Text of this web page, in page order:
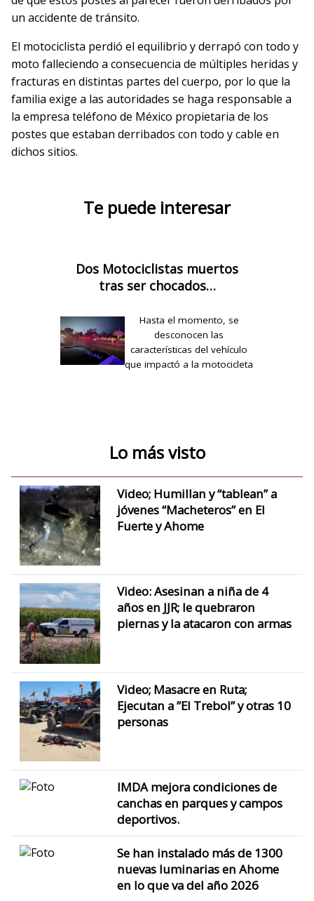
un accidente de tránsito.
El motociclista perdió el equilibrio y derrapó con todo y
moto falleciendo a consecuencia de múltiples heridas y
fracturas en distintas partes del cuerpo, por lo que la
familia exige a las autoridades se haga responsable a
la empresa teléfono de México propietaria de los
postes que estaban derribados con todo y cable en
dichos sitios.
Te puede interesar
Dos Motociclistas muertos
tras ser chocados…
Hasta el momento, se
desconocen las
características del vehículo
que impactó a la motocicleta
Lo más visto
Video; Humillan y “tablean” a
jóvenes “Macheteros” en El
Fuerte y Ahome
Video: Asesinan a niña de 4
años en JJR; le quebraron
piernas y la atacaron con armas
Video; Masacre en Ruta;
Ejecutan a ”El Trebol” y otras 10
personas
IMDA mejora condiciones de
canchas en parques y campos
deportivos.
Se han instalado más de 1300
nuevas luminarias en Ahome
en lo que va del año 2026